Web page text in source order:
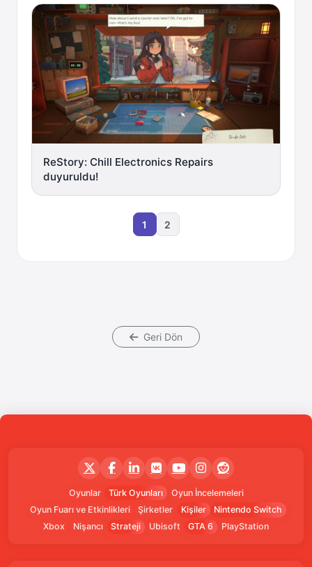
ReStory: Chill Electronics Repairs
duyuruldu!
1 2
Geri Dön
Oyunlar Türk Oyunları
Oyun İncelemeleri
Oyun Fuarı ve Etkinlikleri
Şirketler Kişiler
Nintendo Switch
Xbox
Nişancı Strateji Ubisoft GTA 6 PlayStation